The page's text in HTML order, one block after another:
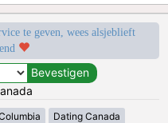
te geven, wees alsjeblieft
Dating Canada